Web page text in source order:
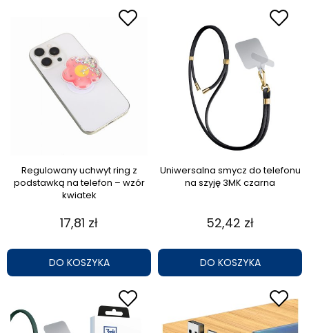
Regulowany uchwyt ring z
podstawką na telefon – wzór
kwiatek
17,81 zł
DO KOSZYKA
Uniwersalna smycz do telefonu
na szyję 3MK czarna
52,42 zł
DO KOSZYKA